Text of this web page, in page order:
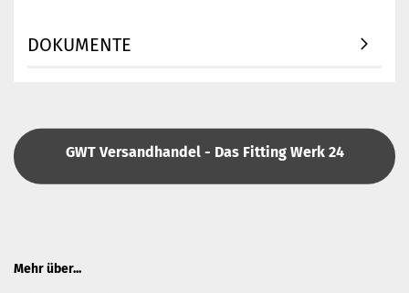
DOKUMENTE
GWT Versandhandel - Das Fitting Werk 24
Mehr über...